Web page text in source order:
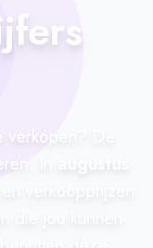
De
In